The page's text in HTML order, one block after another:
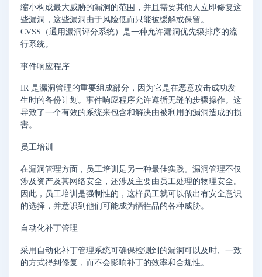
缩小构成最大威胁的漏洞的范围，并且需要其他人立即修复这
些漏洞，这些漏洞由于风险低而只能被缓解或保留。
CVSS（通用漏洞评分系统）是一种允许漏洞优先级排序的流
行系统。
事件响应程序
IR 是漏洞管理的重要组成部分，因为它是在恶意攻击成功发
生时的备份计划。事件响应程序允许遵循无缝的步骤操作。这
导致了一个有效的系统来包含和解决由被利用的漏洞造成的损
害。
员工培训
在漏洞管理方面，员工培训是另一种最佳实践。漏洞管理不仅
涉及资产及其网络安全，还涉及主要由员工处理的物理安全。
因此，员工培训是强制性的，这样员工就可以做出有安全意识
的选择，并意识到他们可能成为牺牲品的各种威胁。
自动化补丁管理
采用自动化补丁管理系统可确保检测到的漏洞可以及时、一致
的方式得到修复，而不会影响补丁的效率和合规性。